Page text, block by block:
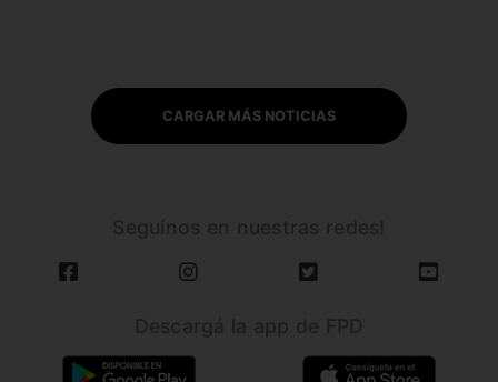
CARGAR MÁS NOTICIAS